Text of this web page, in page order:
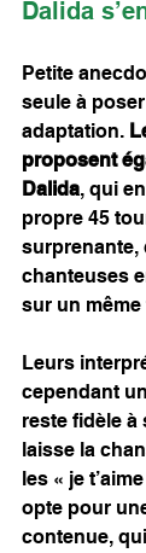
Dalida
Petite
seule à
adaptation.
proposent
Dalida, qui
propre 45
surprenante,
chanteuses
sur un même
Leurs
cependant
reste fidèle
laisse la
les « je
opte pour
contenue,